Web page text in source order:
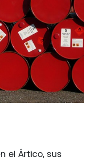
el Ártico, sus